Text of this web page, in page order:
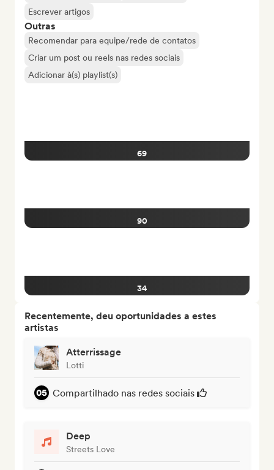
Escrever artigos
Outras
Recomendar para equipe/rede de contatos
Criar um post ou reels nas redes sociais
Adicionar à(s) playlist(s)
69
90
34
Recentemente, deu oportunidades a estes
artistas
Atterrissage
Lotti
Compartilhado nas redes sociais
Deep
Streets Love